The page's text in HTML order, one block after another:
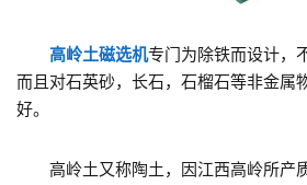
高岭土磁选机专门为除铁而设计，
而且对石英砂，长石，石榴石等非金属
好。
高岭土又称陶土，因江西高岭所产